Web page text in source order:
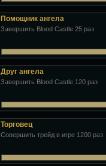
Помощник ангела
Завершить Blood Castle 25 раз
Друг ангела
Завершить Blood Castle 120 раз
Торговец
Совершить трейд в игре 1200 раз